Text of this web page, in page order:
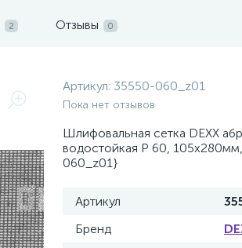
2 Отзывы 0
Артикул: 35550-060_z01
Пока нет отзывов
Шлифовальная сетка DEXX
водостойкая Р 60,
060_z01}
Артикул
Бренд